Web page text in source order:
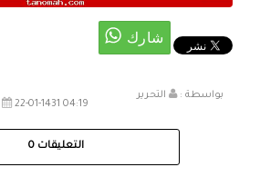
بواسطة :
التحرير
22-01-1431 04:19 صباحاً
التعليقات 0